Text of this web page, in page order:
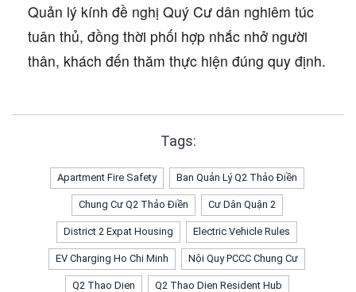
Quản lý kính đề nghị Quý Cư dân nghiêm túc
tuân thủ, đồng thời phối hợp nhắc nhở người
thân, khách đến thăm thực hiện đúng quy định.
Tags:
Apartment Fire Safety Ban Quản Lý Q2 Thảo Điền
Chung Cư Q2 Thảo Điền Cư Dân Quận 2
District 2 Expat Housing Electric Vehicle Rules
EV Charging Ho Chi Minh Nội Quy PCCC Chung Cư
Q2 Thao Dien Q2 Thao Dien Resident Hub